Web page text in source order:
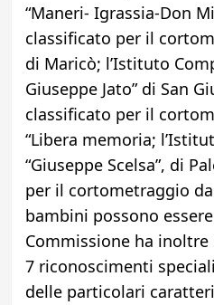
“Maneri- Igrassia-Don
classificato per il
di Maricò; l’Istituto
Giuseppe Jato” di San
classificato per il
“Libera memoria;
“Giuseppe Scelsa”, di
per il cortometraggio
bambini possono
Commissione ha
7 riconoscimenti
delle particolari